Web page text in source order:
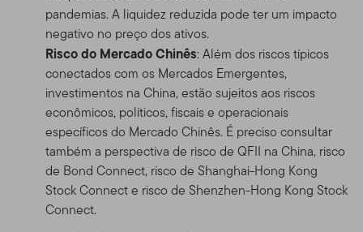
pandemias. A liquidez reduzida pode ter um impacto
negativo no preço dos ativos.
Risco do Mercado Chinês: Além dos riscos típicos
conectados com os Mercados Emergentes,
investimentos na China, estão sujeitos aos riscos
econômicos, políticos, fiscais e operacionais
específicos do Mercado Chinês. É preciso consultar
também a perspectiva de risco de QFII na China, risco
de Bond Connect, risco de Shanghai-Hong Kong
Stock Connect e risco de Shenzhen-Hong Kong Stock
Connect.